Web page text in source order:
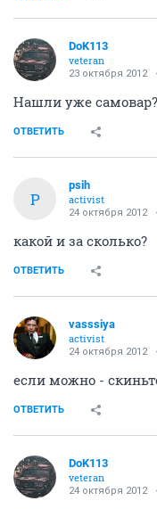
DoK113
veteran
23 октября 2012
Нашли уже
ОТВЕТИТЬ
P
psih
activist
24 октября 2012
какой и за сколько?
ОТВЕТИТЬ
vasssiya
activist
24 октября 2012
если можно -
ОТВЕТИТЬ
DoK113
veteran
24 октября 2012